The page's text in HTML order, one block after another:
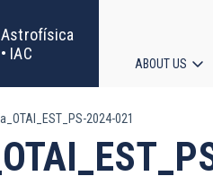
IAC
ABOUT US
2024-021